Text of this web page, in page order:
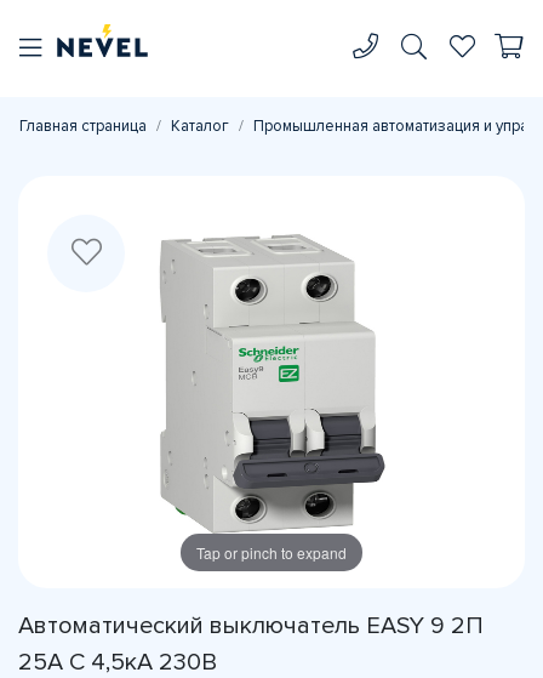
Главная страница Каталог Промышленная автоматизация и
Tap or pinch to expand
Автоматический выключатель EASY 9 2П
25А С 4,5кА 230В